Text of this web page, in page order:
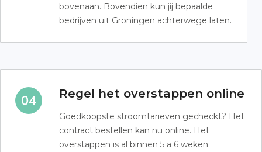
bovenaan. Bovendien kun jij bepaalde
bedrijven uit Groningen achterwege laten.
Regel het overstappen online
Goedkoopste stroomtarieven gecheckt? Het
contract bestellen kan nu online. Het
overstappen is al binnen 5 a 6 weken